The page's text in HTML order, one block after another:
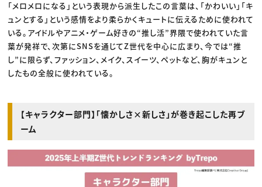
「メロメロになる」という表現から派生したこの言葉は、「かわいい」「キ
ュンとする」という感情をより柔らかくキュートに伝えるために使われて
いる。アイドルやアニメ・ゲーム好きの“推し活”界隈で使われていた言
葉が発祥で、次第にSNSを通じてZ世代を中心に広まり、今では“推
し”に限らず、ファッション、メイク、スイーツ、ペットなど、胸がキュンと
したもの全般に使われている。
【キャラクター部門】「懐かしさ×新しさ」が巻き起こした再ブ
ーム